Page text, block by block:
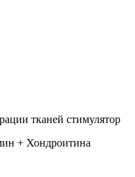
тканей стимулятор
+ Хондроитина